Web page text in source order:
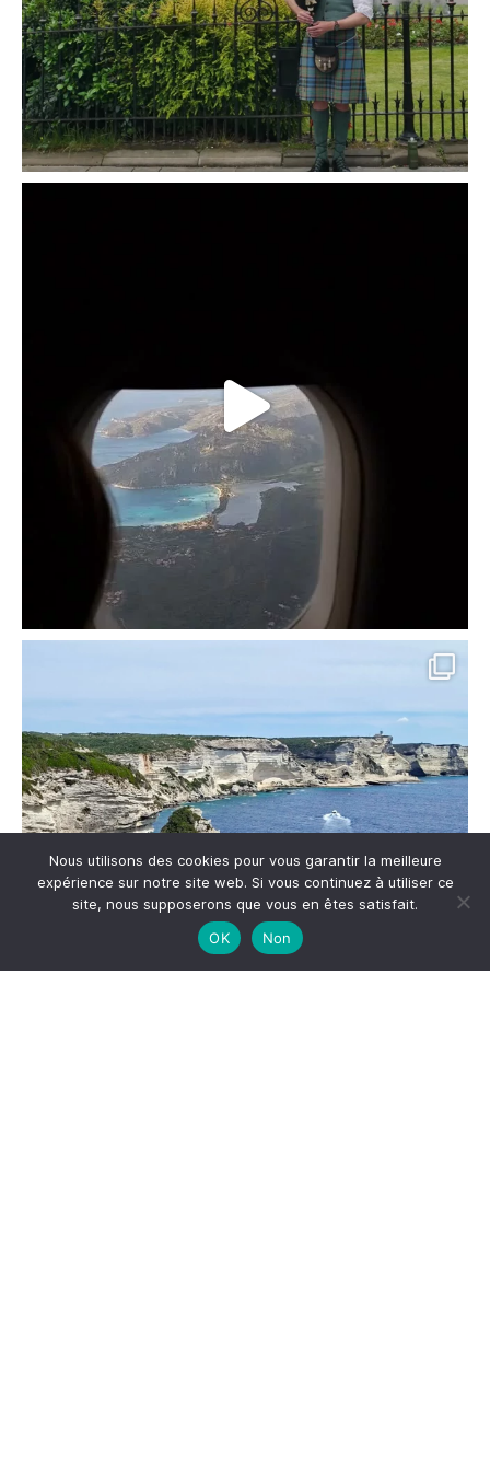
Nous utilisons des cookies pour vous garantir la meilleure
expérience sur notre site web. Si vous continuez à utiliser ce
site, nous supposerons que vous en êtes satisfait.
OK
Non